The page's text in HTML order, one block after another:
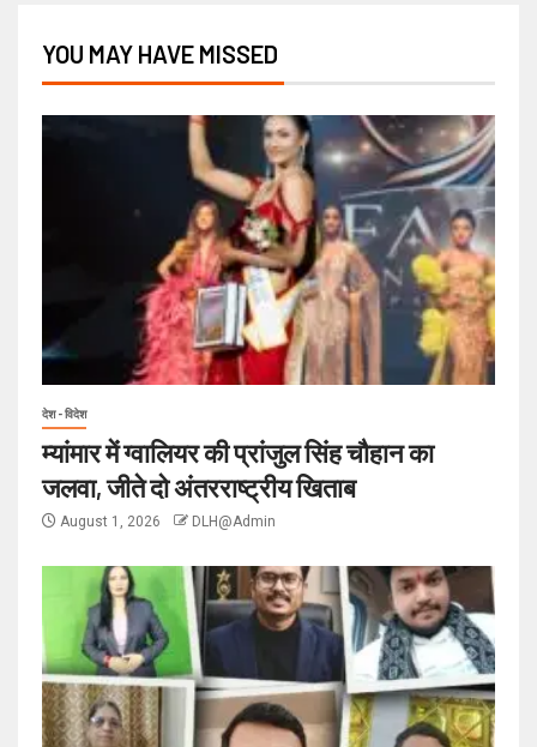
YOU MAY HAVE MISSED
देश - विदेश
म्यांमार में ग्वालियर की प्रांजुल सिंह चौहान का
जलवा, जीते दो अंतरराष्ट्रीय खिताब
August 1, 2026 DLH@Admin